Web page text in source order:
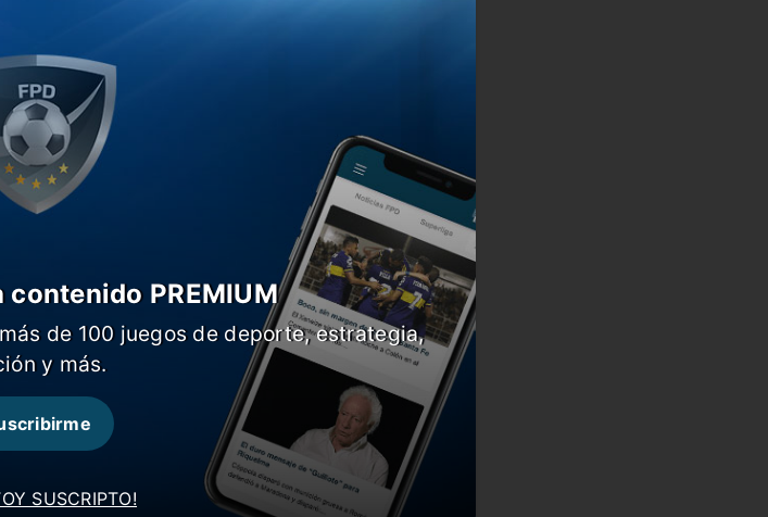
a todos
Luis
del Mundo con
SUSCRIPTO!
PREMIUM
de 100 juegos de deporte, estrategia,
y más.